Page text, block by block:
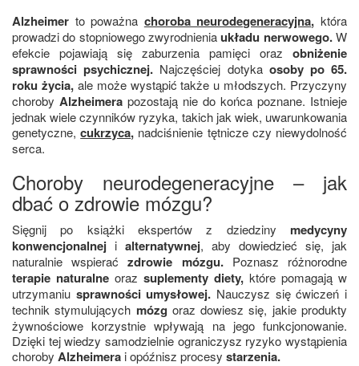
Alzheimer to poważna choroba neurodegeneracyjna, która
prowadzi do stopniowego zwyrodnieniaukładu nerwowego.W
efekcie pojawiają się zaburzenia pamięci oraz obniżenie
sprawności psychicznej. Najczęściej dotyka osoby po 65.
roku życia,ale może wystąpić także u młodszych. Przyczyny
choroby Alzheimera pozostają nie do końca poznane. Istnieje
jednak wiele czynników ryzyka, takich jak wiek, uwarunkowania
genetyczne,cukrzyca, nadciśnienie tętnicze czy niewydolność
serca.
Choroby neurodegeneracyjne – jak
dbać o zdrowie mózgu?
Sięgnij po książki ekspertów z dziedziny medycyny
konwencjonalnej i alternatywnej, aby dowiedzieć się, jak
naturalnie wspieraćzdrowie mózgu.Poznasz różnorodne
terapie naturalne oraz suplementy diety, które pomagają w
utrzymaniu sprawności umysłowej. Nauczysz się ćwiczeń i
technik stymulujących mózg oraz dowiesz się, jakie produkty
żywnościowe korzystnie wpływają na jego funkcjonowanie.
Dzięki tej wiedzy samodzielnie ograniczysz ryzyko wystąpienia
choroby Alzheimera i opóźnisz procesy starzenia.